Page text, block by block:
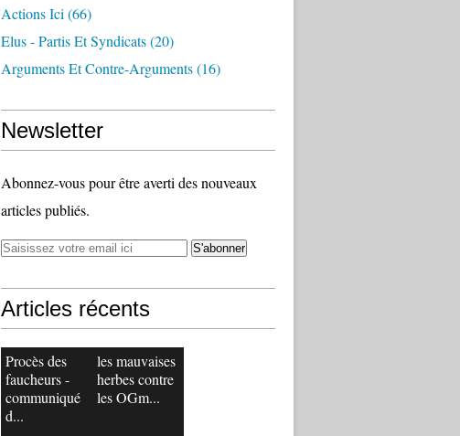
Actions Ici (66)
Elus - Partis Et Syndicats(20)
Arguments Et Contre-Arguments(16)
Newsletter
Abonnez-vous pour être averti des nouveaux
articles publiés.
Articles récents
Procès des
faucheurs -
communiqué
d...
les mauvaises
herbes contre
les OGm...